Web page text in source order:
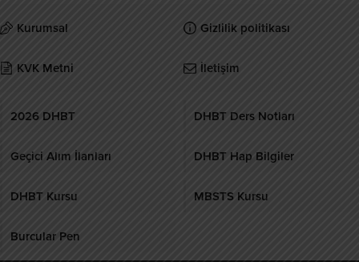
Kurumsal Gizlilik politikası
KVK Metni İletişim
2026 DHBT DHBT Ders Notları
Geçici Alım İlanları DHBT Hap Bilgiler
DHBT Kursu MBSTS Kursu
Burcular Pen